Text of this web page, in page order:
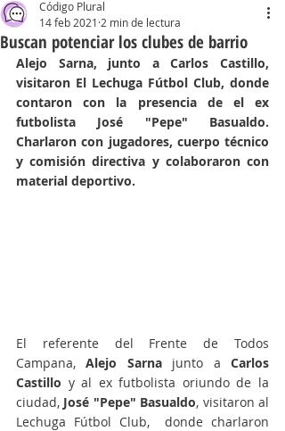
Buscan potenciar los clubes de barrio
Código Plural
14 feb 2021 2 min de lectura
Alejo Sarna, junto a Carlos Castillo,
visitaron El Lechuga Fútbol Club, donde
contaron con la presencia de el ex
futbolista José "Pepe" Basualdo.
Charlaron con jugadores, cuerpo técnico
y comisión directiva y colaboraron con
material deportivo.
El referente del Frente de Todos
Campana, Alejo Sarna junto a Carlos
Castillo y al ex futbolista oriundo de la
ciudad, José "Pepe" Basualdo, visitaron al
Lechuga Fútbol Club,  donde charlaron